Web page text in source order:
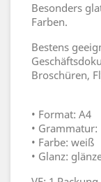
Besonders
Farben.
Bestens
Broschüren,
• Format: A4
• Grammatur:
• Farbe: weiß
• Glanz: